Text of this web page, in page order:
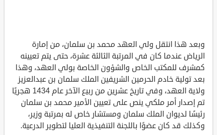
وبعد هذا انتقل ولي العهد محمد بن سلمان، من إمارة
الرياض عندما كان في المرتبة الثالثة عشرة، حتى يتم تعيينه
كمشرف للمكتب الخاص والشؤون الخاصة بولي العهد، وهذا
بعد تولية خادم الحرمين الشريفين الملك سلمان بن عبدالعزيز
ولاية العهد، وفي تاريخ عشرين من ربيع الآخر عام 1434 هجريًا
تم إصدار أمر ملكي ينص على تعيين الأمير محمد بن سلمان
رئيسًا لديوان الملك سلمان ومستشار خاص له بمرتبة وزير،
وكذلك قد كان عضوًا باللجنة التنفيذية العليا لتطوير الدرعية.